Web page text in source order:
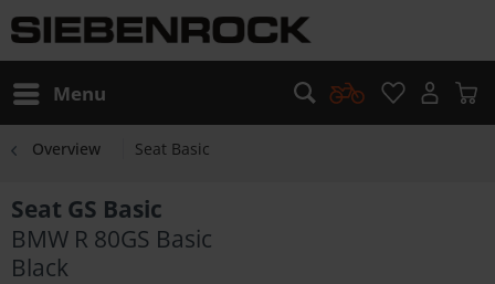
Menu
Overview Seat Basic
Seat GS Basic
BMW R 80GS Basic
Black